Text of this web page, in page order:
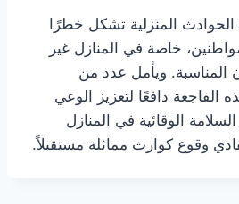
المنزلية تشكل خطرًا
خاصة في المنازل غير
المناسبة. ويأمل عدد من
الفاجعة دافعًا لتعزيز الوعي
السلامة الوقائية في المنازل
وقوع كوارث مماثلة مستقبلاً.